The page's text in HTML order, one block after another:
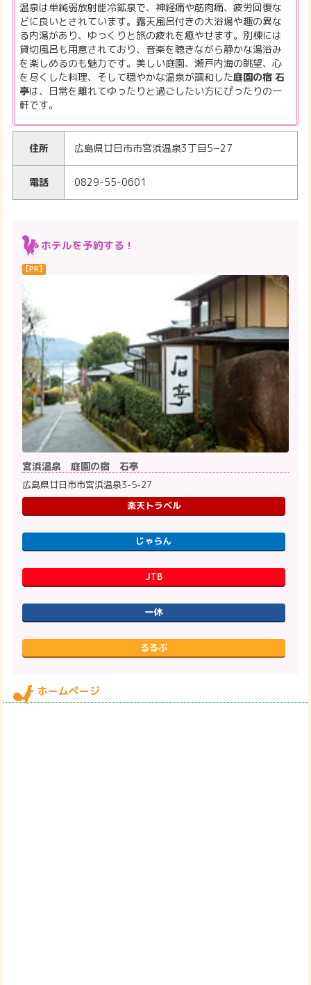
温泉は単純弱放射能冷鉱泉で、神経痛や筋肉痛、疲労回復な
どに良いとされています。露天風呂付きの大浴場や趣の異な
る内湯があり、ゆっくりと旅の疲れを癒やせます。別棟には
貸切風呂も用意されており、音楽を聴きながら静かな湯浴み
を楽しめるのも魅力です。美しい庭園、瀬戸内海の眺望、心
を尽くした料理、そして穏やかな温泉が調和した庭園の宿 石
亭は、日常を離れてゆったりと過ごしたい方にぴったりの一
軒です。
住所 広島県廿日市市宮浜温泉3丁目5−27
電話 0829-55-0601
ホテルを予約する！
宮浜温泉 庭園の宿 石亭
広島県廿日市市宮浜温泉3-5-27
楽天トラベル
じゃらん
JTB
一休
るるぶ
ホームページ